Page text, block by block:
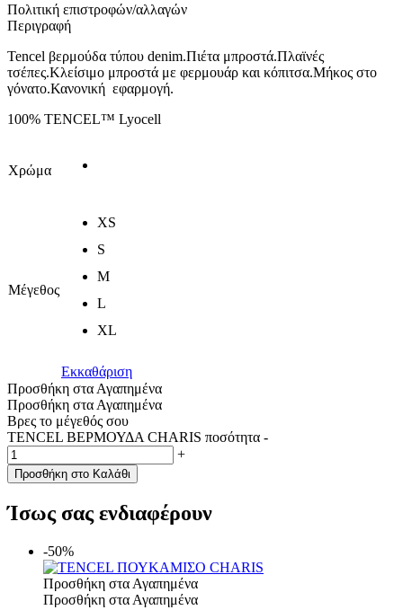
Πολιτική επιστροφών/αλλαγών
Περιγραφή
Tencel βερμούδα τύπου denim.Πιέτα μπροστά.Πλαϊνές
τσέπες.Κλείσιμο μπροστά με φερμουάρ και κόπιτσα.Μήκος στο
γόνατο.Κανονική εφαρμογή.
100% TENCEL™ Lyocell
Χρώμα
Μέγεθος
XS
S
M
L
XL
Εκκαθάριση
Προσθήκη στα Αγαπημένα
Προσθήκη στα Αγαπημένα
Βρες το μέγεθός σου
TENCEL ΒΕΡΜΟΥΔΑ CHARIS ποσότητα -
+
Προσθήκη στο Καλάθι
Ίσως σας ενδιαφέρουν
-50%
Προσθήκη στα Αγαπημένα
Προσθήκη στα Αγαπημένα